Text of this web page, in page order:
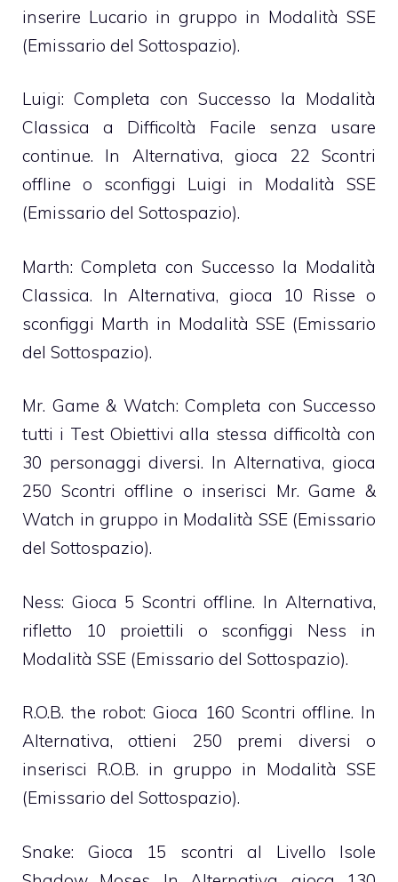
inserire Lucario in gruppo in Modalità SSE
(Emissario del Sottospazio).
Luigi: Completa con Successo la Modalità
Classica a Difficoltà Facile senza usare
continue. In Alternativa, gioca 22 Scontri
offline o sconfiggi Luigi in Modalità SSE
(Emissario del Sottospazio).
Marth: Completa con Successo la Modalità
Classica. In Alternativa, gioca 10 Risse o
sconfiggi Marth in Modalità SSE (Emissario
del Sottospazio).
Mr. Game & Watch: Completa con Successo
tutti i Test Obiettivi alla stessa difficoltà con
30 personaggi diversi. In Alternativa, gioca
250 Scontri offline o inserisci Mr. Game &
Watch in gruppo in Modalità SSE (Emissario
del Sottospazio).
Ness: Gioca 5 Scontri offline. In Alternativa,
rifletto 10 proiettili o sconfiggi Ness in
Modalità SSE (Emissario del Sottospazio).
R.O.B. the robot: Gioca 160 Scontri offline. In
Alternativa, ottieni 250 premi diversi o
inserisci R.O.B. in gruppo in Modalità SSE
(Emissario del Sottospazio).
Snake: Gioca 15 scontri al Livello Isole